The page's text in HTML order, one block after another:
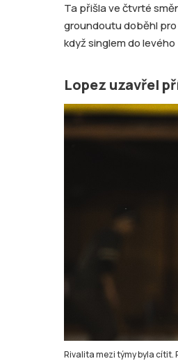
Ta přišla ve čtvrté
groundoutu doběhl
když singlem do
Lopez uzavřel
Rivalita mezi týmy byla cítit.